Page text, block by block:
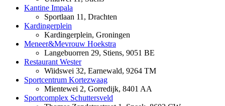
Kantine Impala
Sportlaan 11, Drachten
Kardingerplein
Kardingerplein, Groningen
Meneer&Mevrouw Hoekstra
Langebuorren 29, Stiens, 9051 BE
Restaurant Wester
Wiidswei 32, Earnewald, 9264 TM
Sportcentrum Kortezwaag
Mientewei 2, Gorredijk, 8401 AA
Sportcomplex Schuttersveld